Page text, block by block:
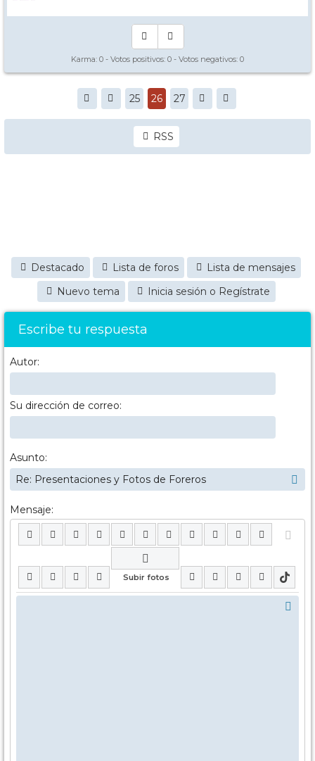
Karma: 0 - Votos positivos: 0 - Votos negativos: 0
25 26 27
RSS
Destacado Lista de foros
Lista de mensajes
Nuevo tema
Inicia sesión o Regístrate
Escribe tu respuesta
Autor:
Su dirección de correo:
Asunto:
Mensaje: